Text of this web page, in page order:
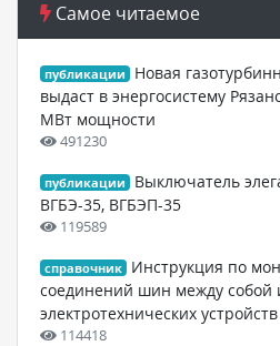
Самое читаемое
публикации
Новая
выдаст в энергосистему
МВт мощности
491230
публикации
Выключатель
ВГБЭ-35, ВГБЭП-35
119589
справочник
Инструкция по
соединений шин между собой
электротехнических устройств
114418